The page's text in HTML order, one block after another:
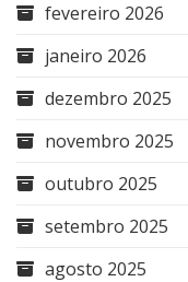
fevereiro 2026
janeiro 2026
dezembro 2025
novembro 2025
outubro 2025
setembro 2025
agosto 2025